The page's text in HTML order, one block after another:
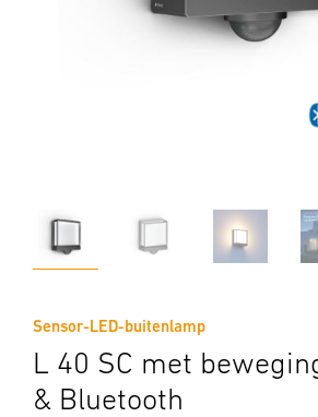
Sensor-LED-buitenlamp
L 40 SC met
& Bluetooth